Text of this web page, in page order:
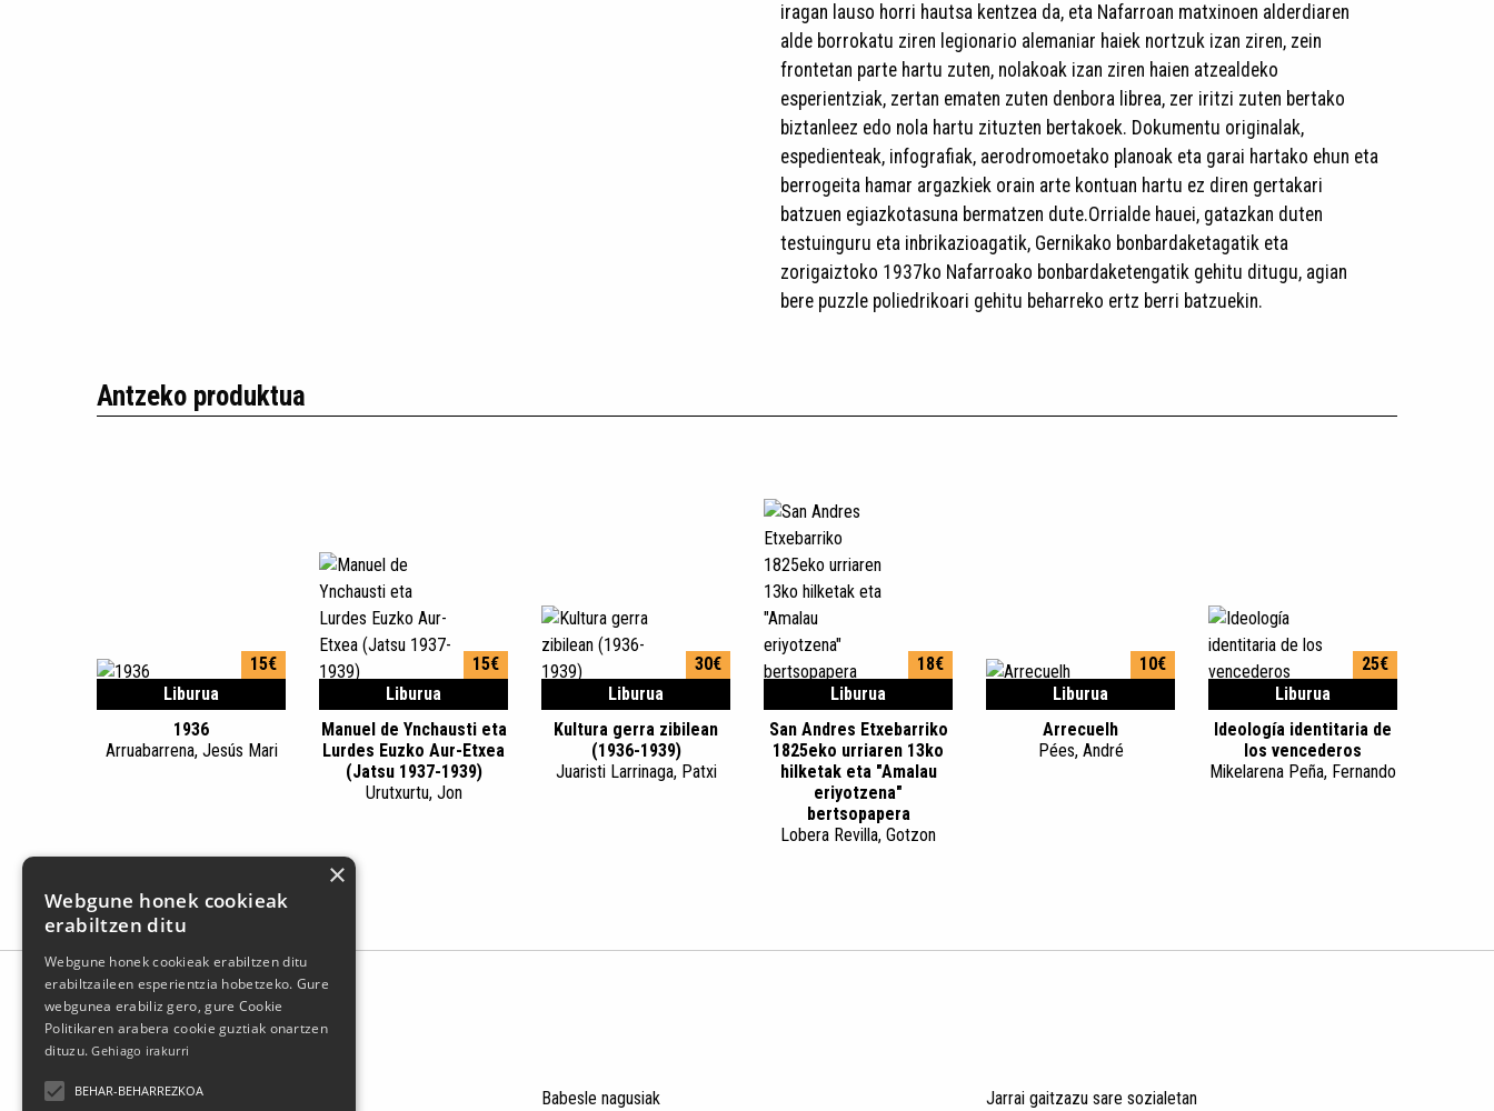
iragan lauso horri hautsa kentzea da, eta Nafarroan matxinoen alderdiaren
alde borrokatu ziren legionario alemaniar haiek nortzuk izan ziren, zein
frontetan parte hartu zuten, nolakoak izan ziren haien atzealdeko
esperientziak, zertan ematen zuten denbora librea, zer iritzi zuten bertako
biztanleez edo nola hartu zituzten bertakoek. Dokumentu originalak,
espedienteak, infografiak, aerodromoetako planoak eta garai hartako ehun eta
berrogeita hamar argazkiek orain arte kontuan hartu ez diren gertakari
batzuen egiazkotasuna bermatzen dute.Orrialde hauei, gatazkan duten
testuinguru eta inbrikazioagatik, Gernikako bonbardaketagatik eta
zorigaiztoko 1937ko Nafarroako bonbardaketengatik gehitu ditugu, agian
bere puzzle poliedrikoari gehitu beharreko ertz berri batzuekin.
Antzeko produktua
Liburua
15€
1936
Arruabarrena, Jesús Mari
Liburua
15€
Manuel de Ynchausti eta
Lurdes Euzko Aur-Etxea
(Jatsu 1937-1939)
Urutxurtu, Jon
Liburua
30€
Kultura gerra zibilean
(1936-1939)
Juaristi Larrinaga, Patxi
Liburua
18€
San Andres Etxebarriko
1825eko urriaren 13ko
hilketak eta "Amalau
eriyotzena"
bertsopapera
Lobera Revilla, Gotzon
Liburua
10€
Arrecuelh
Pées, André
Liburua
25€
Ideología identitaria de
los vencederos
Mikelarena Peña, Fernando
Babesle nagusiak Jarrai gaitzazu sare sozialetan
×
Webgune honek cookieak
erabiltzen ditu
Webgune honek cookieak erabiltzen ditu
erabiltzaileen esperientzia hobetzeko. Gure
webgunea erabiliz gero, gure Cookie
Politikaren arabera cookie guztiak onartzen
dituzu.Gehiago irakurri
BEHAR-BEHARREZKOA